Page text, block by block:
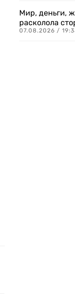
Мир, деньги,
расколола
07.08.2026 /